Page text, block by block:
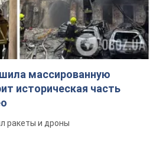
ракеты и дроны
у Москвы три кольца
"находить
усовершенствованная система